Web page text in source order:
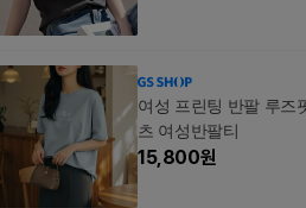
여성 프린팅 반팔 루즈
츠 여성반팔티
15,800원